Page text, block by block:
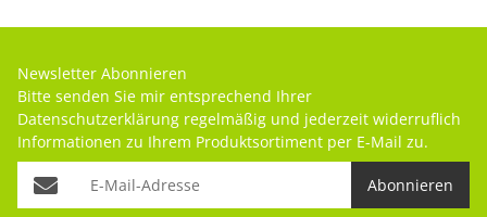
Newsletter Abonnieren
Bitte senden Sie mir entsprechend Ihrer
Datenschutzerklärung regelmäßig und jederzeit widerruflich
Informationen zu Ihrem Produktsortiment per E-Mail zu.
Abonnieren